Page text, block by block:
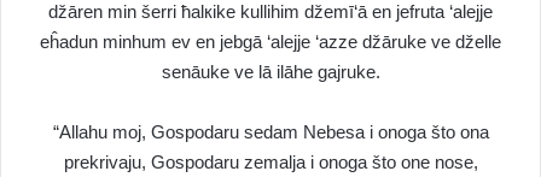
džāren min šerri ħalкike kullihim džemī‘ā en jefruta ‘alejje
eĥadun minhum ev en jebgā ‘alejje ‘azze džāruke ve dželle
senāuke ve lā ilāhe gajruke.
“Allahu moj, Gospodaru sedam Nebesa i onoga što ona
prekrivaju, Gospodaru zemalja i onoga što one nose,